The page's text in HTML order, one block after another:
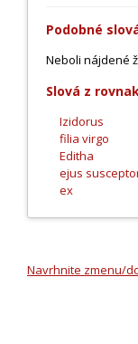
Podobné
Neboli nájdené
Slová z
Izidorus
filia virgo
Editha
ejus
ex
Navrhnite zmenu/